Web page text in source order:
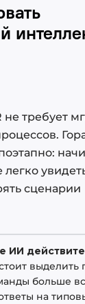
требует
сценарии
ИИ
выделить
больше
на